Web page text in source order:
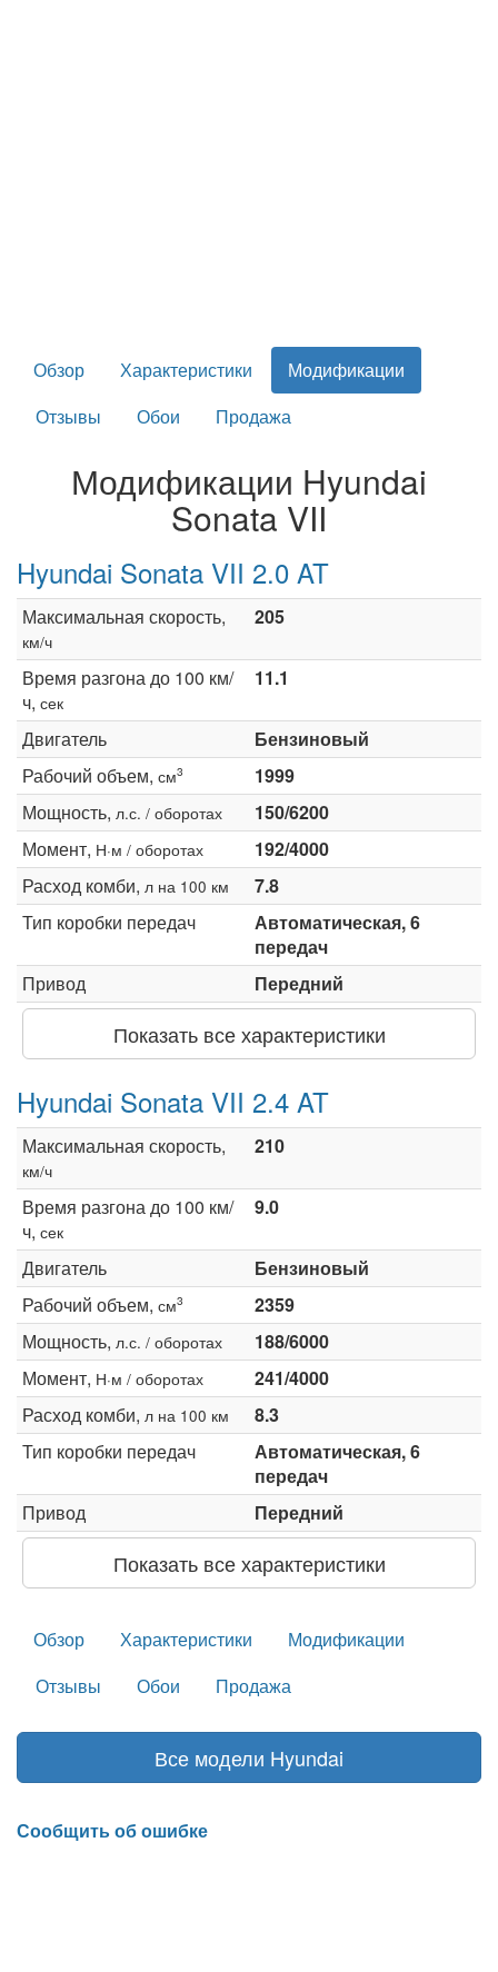
Обзор Характеристики
Модификации
Отзывы
Обои Продажа
Модификации Hyundai
Sonata VII
Hyundai Sonata VII 2.0 AT
Максимальная скорость,
км/ч
205
Время разгона до 100 км/
ч, сек
11.1
Двигатель
Бензиновый
Рабочий объем, см3
1999
Мощность, л.с. / оборотах
150/6200
Момент, Н·м / оборотах
192/4000
Расход комби, л на 100 км
7.8
Тип коробки передач
Автоматическая, 6
передач
Привод
Передний
Показать все характеристики
Hyundai Sonata VII 2.4 AT
Максимальная скорость,
км/ч
210
Время разгона до 100 км/
ч, сек
9.0
Двигатель
Бензиновый
Рабочий объем, см3
2359
Мощность, л.с. / оборотах
188/6000
Момент, Н·м / оборотах
241/4000
Расход комби, л на 100 км
8.3
Тип коробки передач
Автоматическая, 6
передач
Привод
Передний
Показать все характеристики
Обзор Характеристики
Модификации
Отзывы
Обои Продажа
Все модели Hyundai
Сообщить об ошибке